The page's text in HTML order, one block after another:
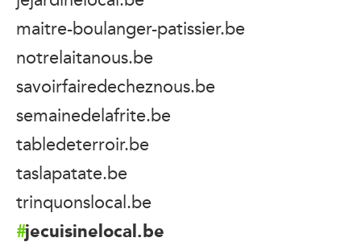
maitre-boulanger-patissier.be
notrelaitanous.be
savoirfairedecheznous.be
semainedelafrite.be
tabledeterroir.be
taslapatate.be
trinquonslocal.be
jecuisinelocal.be